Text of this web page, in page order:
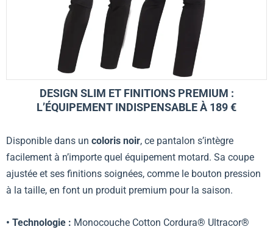
DESIGN SLIM ET FINITIONS PREMIUM :
L’ÉQUIPEMENT INDISPENSABLE À 189 €
Disponible dans un coloris noir, ce pantalon s’intègre
facilement à n’importe quel équipement motard. Sa coupe
ajustée et ses finitions soignées, comme le bouton pression
à la taille, en font un produit premium pour la saison.
• Technologie : Monocouche Cotton Cordura® Ultracor®